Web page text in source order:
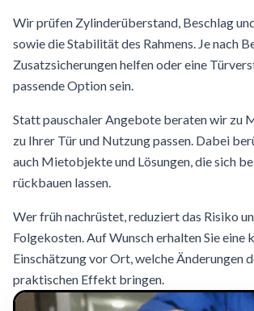
Wir prüfen Zylinderüberstand, Beschlag
sowie die Stabilität des Rahmens. Je nach
Zusatzsicherungen helfen oder eine
passende Option sein.
Statt pauschaler Angebote beraten wir zu
zu Ihrer Tür und Nutzung passen. Dabei
auch Mietobjekte und Lösungen, die sich
rückbauen lassen.
Wer früh nachrüstet, reduziert das Risiko
Folgekosten. Auf Wunsch erhalten Sie eine
Einschätzung vor Ort, welche Änderungen
praktischen Effekt bringen.